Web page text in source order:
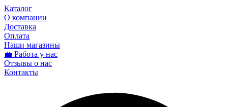
Каталог
О компании
Доставка
Оплата
Наши магазины
💼 Работа у нас
Отзывы о нас
Контакты